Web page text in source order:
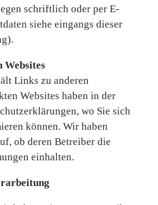
schriftlich oder per E-
siehe eingangs dieser
Websites
Links zu anderen
Websites haben in der
wo Sie sich
können. Wir haben
ob deren Betreiber die
einhalten.